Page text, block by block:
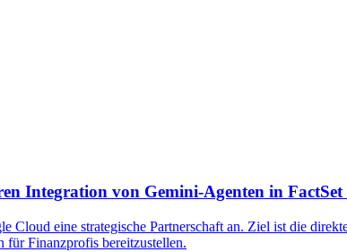
Integration von Gemini-Agenten in
Cloud eine strategische Partnerschaft an. Ziel ist die
für Finanzprofis bereitzustellen.